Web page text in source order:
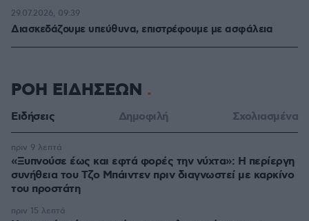
Διασκεδάζουμε υπεύθυνα, επιστρέφουμε με ασφάλεια
29.07.2026, 09:39
ΡΟΗ ΕΙΔΗΣΕΩΝ
Ειδήσεις Δημοφιλή Σχολιασμένα
«Ξυπνούσε έως και εφτά φορές την νύχτα»: Η περίεργη
συνήθεια του Τζο Μπάιντεν πριν διαγνωστεί με καρκίνο
του προστάτη
πριν 9 λεπτά
πριν 15 λεπτά